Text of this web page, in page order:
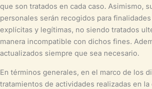
que son tratados en cada caso. Asimismo,
personales serán recogidos para
explícitas y legítimas, no siendo tratados
manera incompatible con dichos fines.
actualizados siempre que sea necesario.
En términos generales, en el marco de los
tratamientos de actividades realizadas en